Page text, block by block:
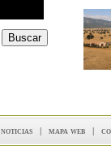
noticias | mapa web |